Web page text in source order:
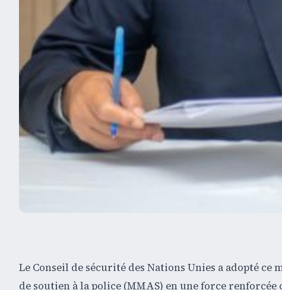
Le Conseil de sécurité des Nations Unies a adopté
de soutien à la police (MMAS) en une force